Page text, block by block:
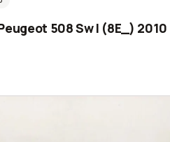
508 Sw I (8E_)